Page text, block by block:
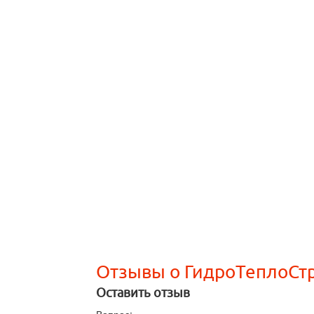
Отзывы о
Оставить отзыв